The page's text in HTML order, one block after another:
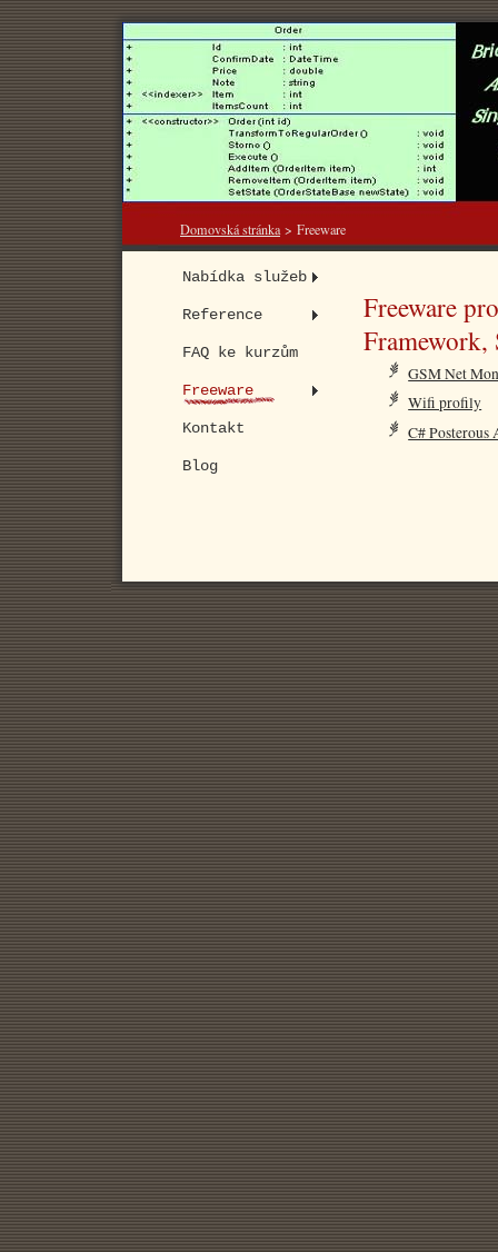
Domovská stránka > Freeware
Freeware
GSM Net
Wifi profily
C# Posterous
Nabídka služeb
Reference
FAQ ke kurzům
Freeware
Kontakt
Blog